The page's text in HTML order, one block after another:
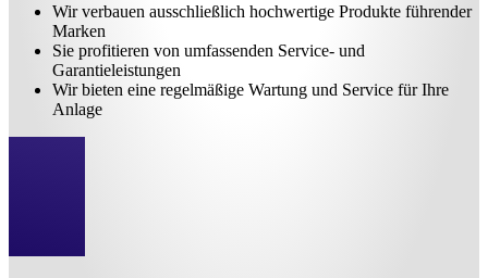
Wir verbauen ausschließlich hochwertige Produkte führender
Marken
Sie profitieren von umfassenden Service- und
Garantieleistungen
Wir bieten eine regelmäßige Wartung und Service für Ihre
Anlage